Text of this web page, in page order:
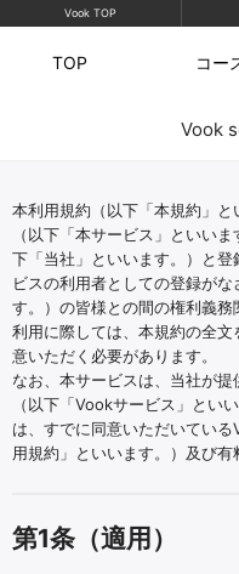
Vook TOP
TOP コー
Vook
本利用規約（以下「本規約」
（以下「本サービス」といい
下「当社」といいます。）と
ビスの利用者としての登録が
す。）の皆様との間の権利義
利用に際しては、本規約の全
意いただく必要があります。
なお、本サービスは、当社が
（以下「Vookサービス」とい
は、すでに同意いただいてい
用規約」といいます。）及び有
第1条（適用）